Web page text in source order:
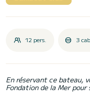
12 pers. 3
En réservant ce bateau,
Fondation de la Mer